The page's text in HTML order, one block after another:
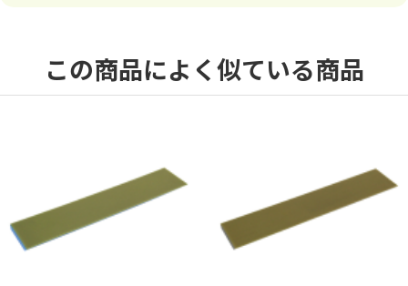
この商品によく似ている商品